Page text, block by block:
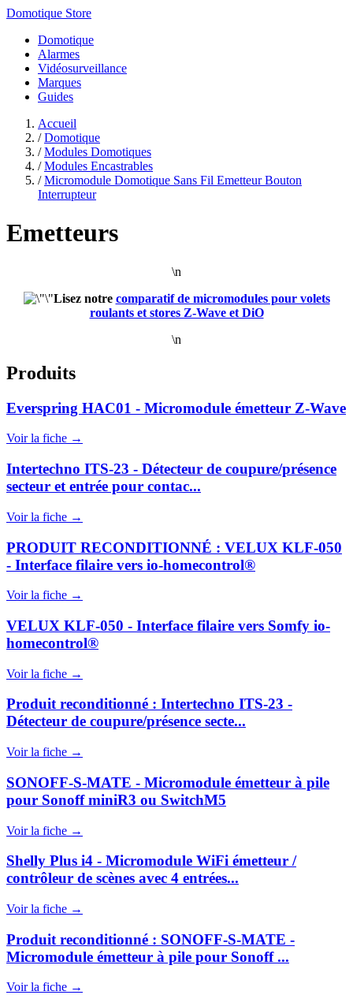
Domotique Store
Domotique
Alarmes
Vidéosurveillance
Marques
Guides
Accueil
/ Domotique
/ Modules Domotiques
/ Modules Encastrables
/ Micromodule Domotique Sans Fil Emetteur Bouton
Interrupteur
Emetteurs
\n
Lisez notre comparatif de micromodules pour volets
roulants et stores Z-Wave et DiO
\n
Produits
Everspring HAC01 - Micromodule émetteur Z-Wave
Voir la fiche →
Intertechno ITS-23 - Détecteur de coupure/présence
secteur et entrée pour contac...
Voir la fiche →
PRODUIT RECONDITIONNÉ : VELUX KLF-050
- Interface filaire vers io-homecontrol®
Voir la fiche →
VELUX KLF-050 - Interface filaire vers Somfy io-
homecontrol®
Voir la fiche →
Produit reconditionné : Intertechno ITS-23 -
Détecteur de coupure/présence secte...
Voir la fiche →
SONOFF-S-MATE - Micromodule émetteur à pile
pour Sonoff miniR3 ou SwitchM5
Voir la fiche →
Shelly Plus i4 - Micromodule WiFi émetteur /
contrôleur de scènes avec 4 entrées...
Voir la fiche →
Produit reconditionné : SONOFF-S-MATE -
Micromodule émetteur à pile pour Sonoff ...
Voir la fiche →